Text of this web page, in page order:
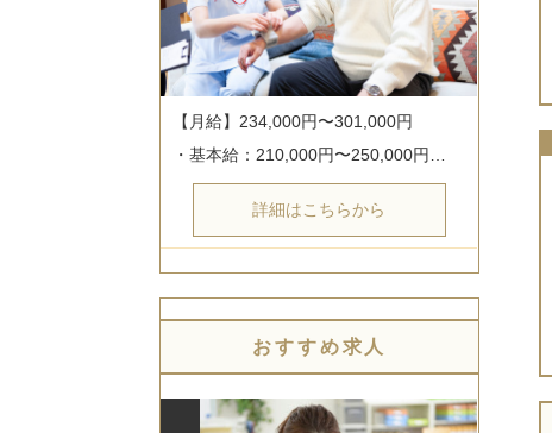
【月給】234,000円〜301,000円
・基本給：210,000円〜250,000円…
詳細はこちらから
おすすめ求人